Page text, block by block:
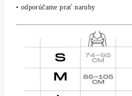
• odporúčame prať naruby